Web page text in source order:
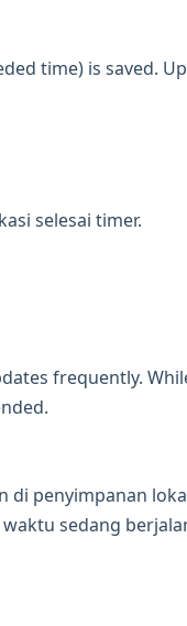
time) is saved.
selesai timer.
frequently.
penyimpanan
sedang